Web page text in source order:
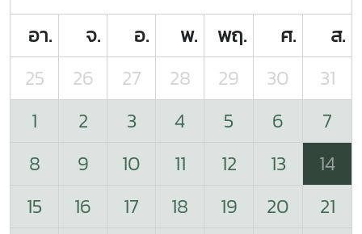
อา.
จ. อ. พ. พฤ. ศ.
ส.
25
26 27 28 29 30
31
1
2 3 4 5 6
7
8
9 10 11 12 13
14
15
16 17 18 19 20
21